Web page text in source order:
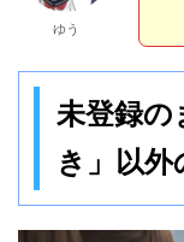
ゆう
未登録の
き」以外